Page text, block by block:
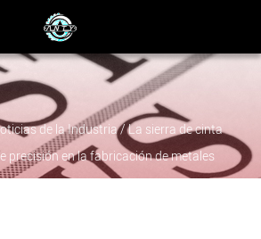
de la Industria/La sierra de cinta
precisión en la fabricación de metales